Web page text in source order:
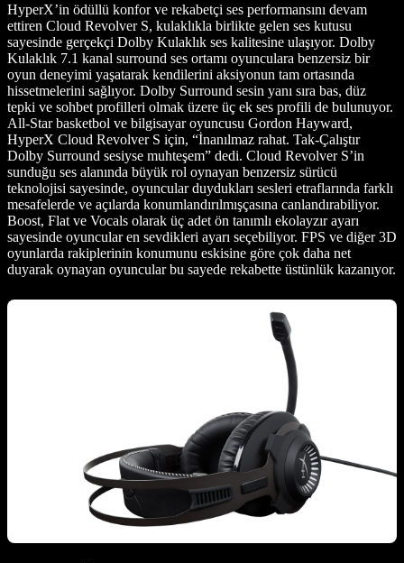
HyperX’in ödüllü konfor ve rekabetçi ses performansını devam
ettiren Cloud Revolver S, kulaklıkla birlikte gelen ses kutusu
sayesinde gerçekçi Dolby Kulaklık ses kalitesine ulaşıyor. Dolby
Kulaklık 7.1 kanal surround ses ortamı oyunculara benzersiz bir
oyun deneyimi yaşatarak kendilerini aksiyonun tam ortasında
hissetmelerini sağlıyor. Dolby Surround sesin yanı sıra bas, düz
tepki ve sohbet profilleri olmak üzere üç ek ses profili de bulunuyor.
All-Star basketbol ve bilgisayar oyuncusu Gordon Hayward,
HyperX Cloud Revolver S için, “İnanılmaz rahat. Tak-Çalıştır
Dolby Surround sesiyse muhteşem” dedi. Cloud Revolver S’in
sunduğu ses alanında büyük rol oynayan benzersiz sürücü
teknolojisi sayesinde, oyuncular duydukları sesleri etraflarında farklı
mesafelerde ve açılarda konumlandırılmışçasına canlandırabiliyor.
Boost, Flat ve Vocals olarak üç adet ön tanımlı ekolayzır ayarı
sayesinde oyuncular en sevdikleri ayarı seçebiliyor. FPS ve diğer 3D
oyunlarda rakiplerinin konumunu eskisine göre çok daha net
duyarak oynayan oyuncular bu sayede rekabette üstünlük kazanıyor.